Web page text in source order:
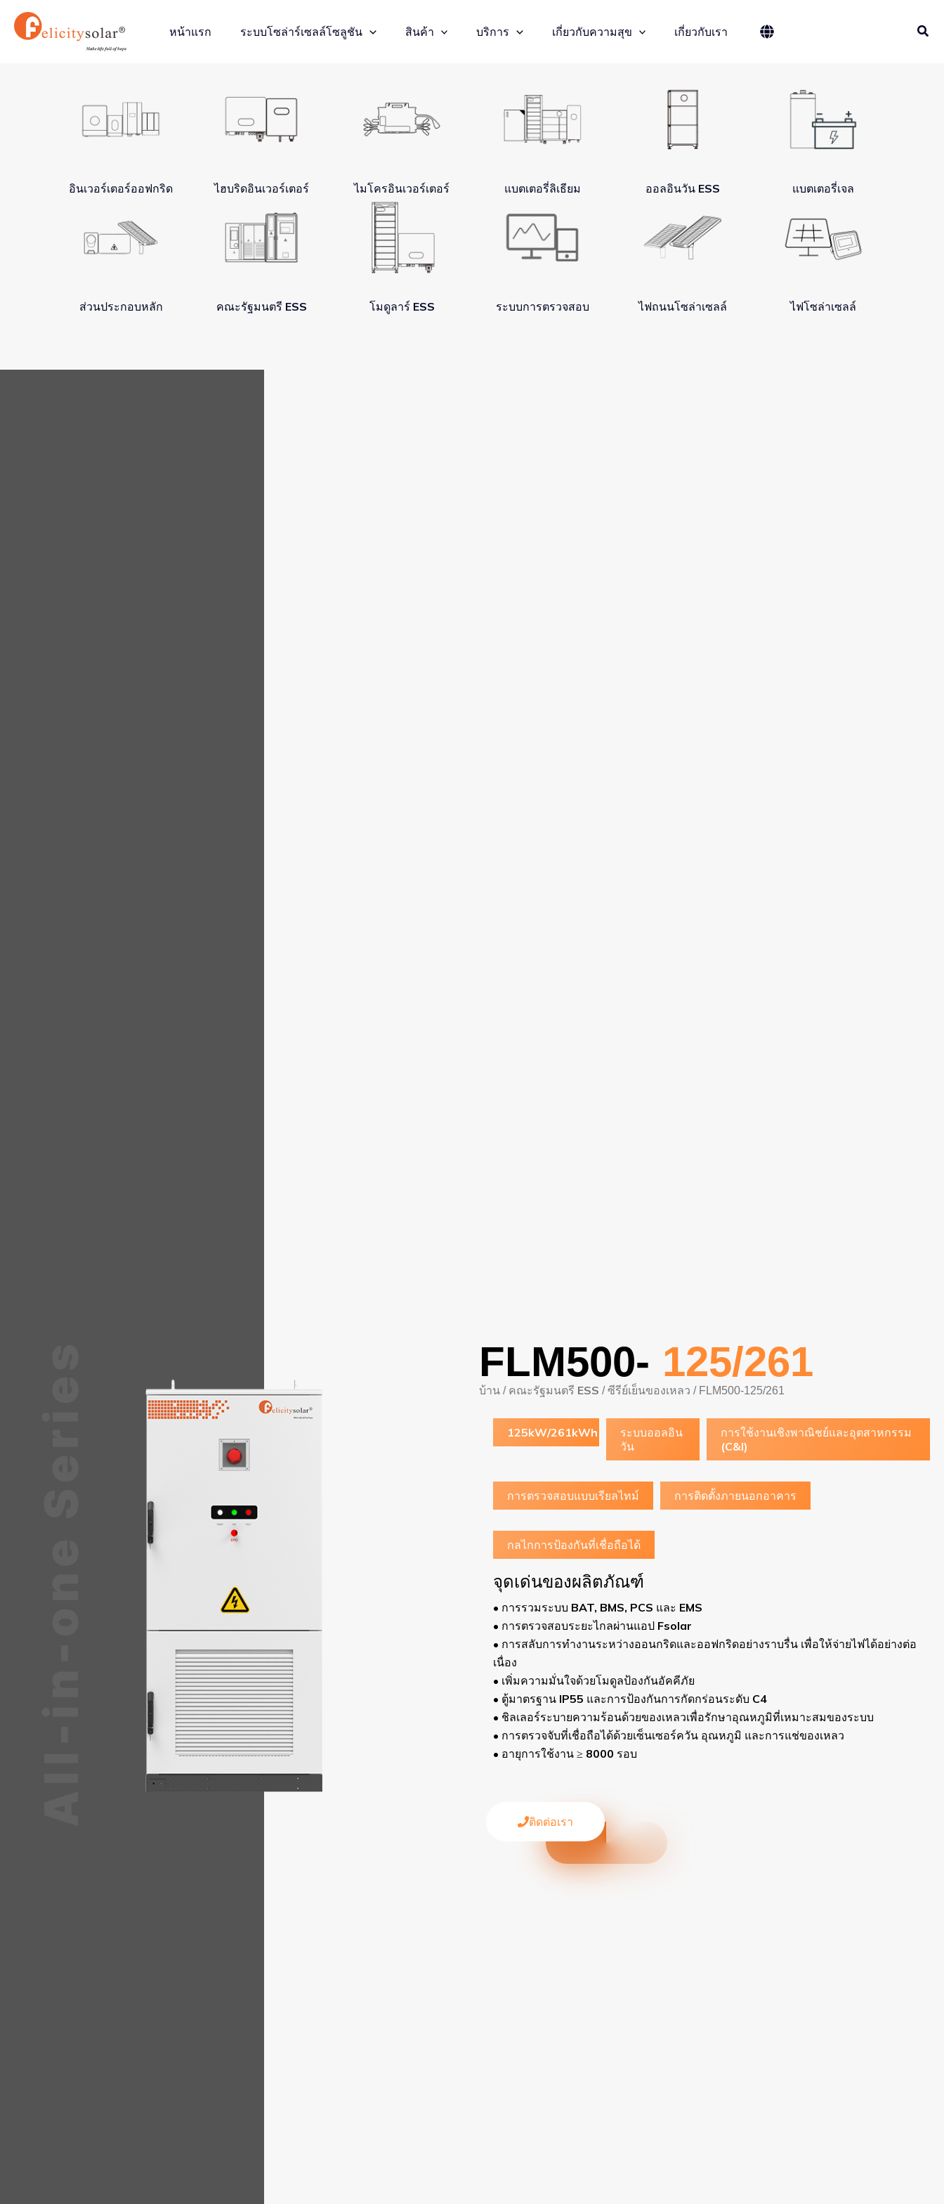
หน้าแรก ระบบโซล่าร์เซลล์โซลูชัน สินค้า บริการ เกี่ยวกับความสุข เกี่ยวกับเรา
อินเวอร์เตอร์ออฟกริด ไฮบริดอินเวอร์เตอร์ ไมโครอินเวอร์เตอร์ แบตเตอรี่ลิเธียม ออลอินวัน ESS แบตเตอรี่เจล
ส่วนประกอบหลัก คณะรัฐมนตรี ESS โมดูลาร์ ESS ระบบการตรวจสอบ ไฟถนนโซล่าเซลล์ ไฟโซล่าเซลล์
FLM500- 125/261
บ้าน / คณะรัฐมนตรี ESS /ซีรีย์เย็นของเหลว / FLM500-125/261
125kW/261kWh
ระบบออลอิน
วัน
การใช้งานเชิงพาณิชย์และอุตสาหกรรม
(C&I)
การตรวจสอบแบบเรียลไทม์ การติดตั้งภายนอกอาคาร
กลไกการป้องกันที่เชื่อถือได้
ยความร้อนด้วยของเหลวผสานรวม BAT, BMS, PCS และ EMS
นึงถึงความปลอดภัย ด้วยโมดูลป้องกันอัคคีภัยและการตรวจจับที่
อุณหภูมิ และการแช่ของเหลว ชิลเลอร์ระบายความร้อนด้วย
มิการทำงานที่เหมาะสม ตู้ที่มีระดับการป้องกัน IP55 และการ
นระดับ C4 เหมาะสำหรับการติดตั้งภายนอกอาคาร ด้วยอายุการ
อบ ระบบนี้ถูกออกแบบมาเพื่อความชาญฉลาด ความทนทาน
จุดเด่นของผลิตภัณฑ์
• การรวมระบบ BAT, BMS, PCS และ EMS
• การตรวจสอบระยะไกลผ่านแอป Fsolar
• การสลับการทำงานระหว่างออนกริดและออฟกริดอย่างราบรื่น เพื่อให้จ่ายไฟได้อย่างต่อ
• เพิ่มความมั่นใจด้วยโมดูลป้องกันอัคคีภัย
• ตู้มาตรฐาน IP55 และการป้องกันการกัดกร่อนระดับ C4
• ชิลเลอร์ระบายความร้อนด้วยของเหลวเพื่อรักษาอุณหภูมิที่เหมาะสมของระบบ
• การตรวจจับที่เชื่อถือได้ด้วยเซ็นเซอร์ควัน อุณหภูมิ และการแช่ของเหลว
• อายุการใช้งาน ≥ 8000 รอบ
ไกลผ่านแอป Fsolar พร้
ของเหลวช่วยรักษาอุณห
เคลือบป้องกันการกัดกร่
ติดต่อเรา